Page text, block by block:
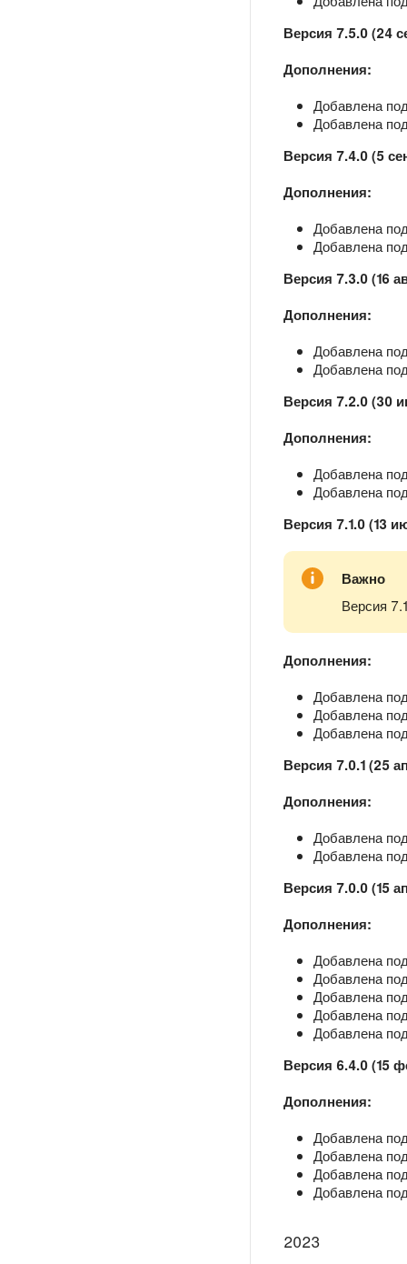
Версия 7.5.0 (24
Дополнения:
Добавлена
Добавлена
Версия 7.4.0 (5
Дополнения:
Добавлена
Добавлена
Версия 7.3.0 (16
Дополнения:
Добавлена
Добавлена
Версия 7.2.0 (30
Дополнения:
Добавлена
Добавлена
Версия 7.1.0 (13
Важно
Версия
Дополнения:
Добавлена
Добавлена
Добавлена
Версия 7.0.1 (25
Дополнения:
Добавлена
Добавлена
Версия 7.0.0 (15
Дополнения:
Добавлена
Добавлена
Добавлена
Добавлена
Добавлена
Версия 6.4.0 (15
Дополнения:
Добавлена
Добавлена
Добавлена
Добавлена
2023